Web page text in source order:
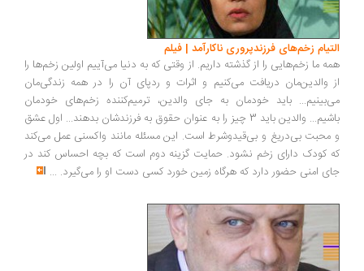
التیام زخم‌های فرزندپروری ناکارآمد | فیلم
همه ما زخم‌هایی را از گذشته داریم. از وقتی که به دنیا می‌آییم اولین زخم‌ها را
از والدین‌مان دریافت می‌کنیم و اثرات و ردپای آن را در همه زندگی‌مان
می‌بینیم... باید خودمان به جای والدین، ترمیم‌کننده زخم‌های خودمان
باشیم... والدین باید 3 چیز را به عنوان حقوق به فرزندشان بدهند... اول عشق
و محبت بی‌دریغ و بی‌قیدوشرط است. این مسئله مانند واکسنی عمل می‌کند
که کودک دارای زخم نشود. حمایت گزینه دوم است که بچه احساس کند در
جای امنی حضور دارد که هرگاه زمین خورد کسی دست او را می‌گیرد. ...